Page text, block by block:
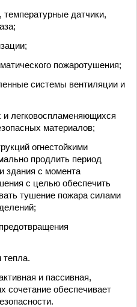
датчики,
пожаротушения;
системы вентиляции и
и легковоспламеняющихся
материалов;
огнестойкими
продлить период
здания с момента
с целью обеспечить
тушение пожара силами
тепла.
и пассивная,
сочетание обеспечивает